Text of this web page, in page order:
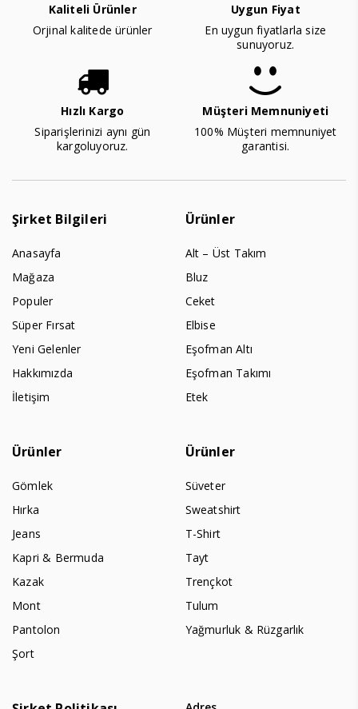
Kaliteli Ürünler
Orjinal kalitede ürünler
Uygun Fiyat
En uygun fiyatlarla size
sunuyoruz.
Hızlı Kargo
Siparişlerinizi aynı gün
kargoluyoruz.
Müşteri Memnuniyeti
100% Müşteri memnuniyet
garantisi.
Şirket Bilgileri
Anasayfa
Mağaza
Populer
Süper Fırsat
Yeni Gelenler
Hakkımızda
İletişim
Ürünler
Alt – Üst Takım
Bluz
Ceket
Elbise
Eşofman Altı
Eşofman Takımı
Etek
Ürünler
Gömlek
Hırka
Jeans
Kapri & Bermuda
Kazak
Mont
Pantolon
Şort
Ürünler
Süveter
Sweatshirt
T-Shirt
Tayt
Trençkot
Tulum
Yağmurluk & Rüzgarlık